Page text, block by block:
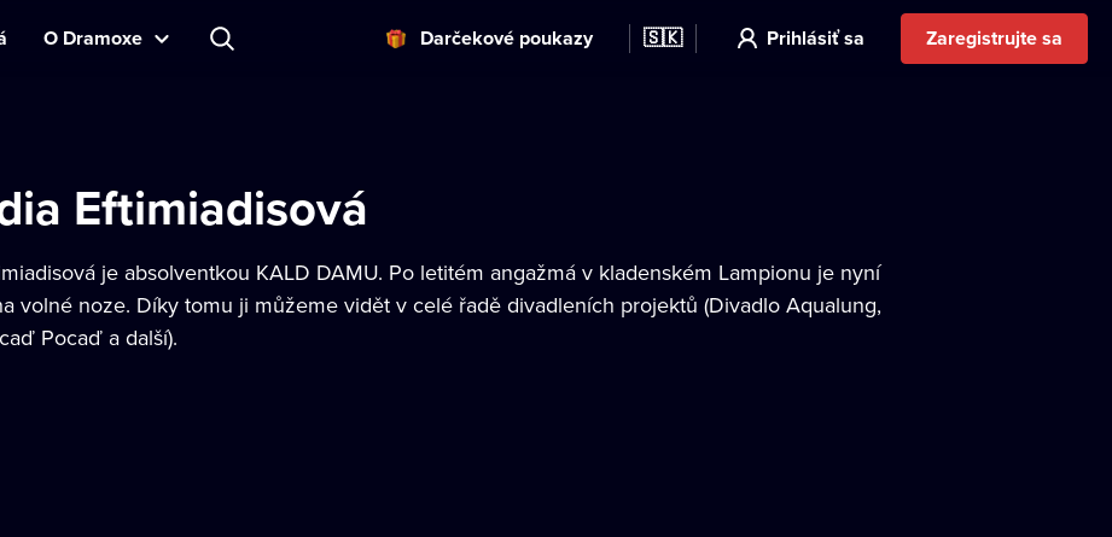
O Dramoxe Darčekové poukazy 🇸🇰 Prihlásiť sa Zaregistrujte sa
Eftimiadisová
je absolventkou KALD DAMU. Po letitém angažmá v kladenském Lampionu je nyní
volné noze. Díky tomu ji můžeme vidět v celé řadě divadleních projektů (Divadlo Aqualung,
Pocaď a další).